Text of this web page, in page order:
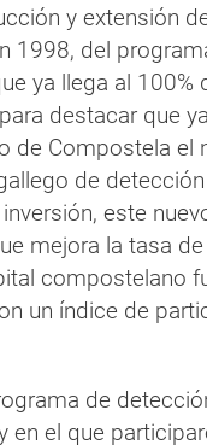
y extensión
1998, del
ya llega al 100%
destacar que
de Compostela
de
este
mejora la tasa
compostelano
un índice de
de
en el que